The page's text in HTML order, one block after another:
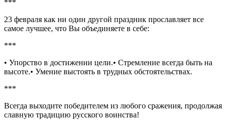
***
23 февраля как ни один другой праздник прославляет все
самое лучшее, что Вы объединяете в себе:
***
• Упорство в достижении цели.• Стремление всегда быть на
высоте.• Умение выстоять в трудных обстоятельствах.
***
Всегда выходите победителем из любого сражения, продолжая
славную традицию русского воинства!